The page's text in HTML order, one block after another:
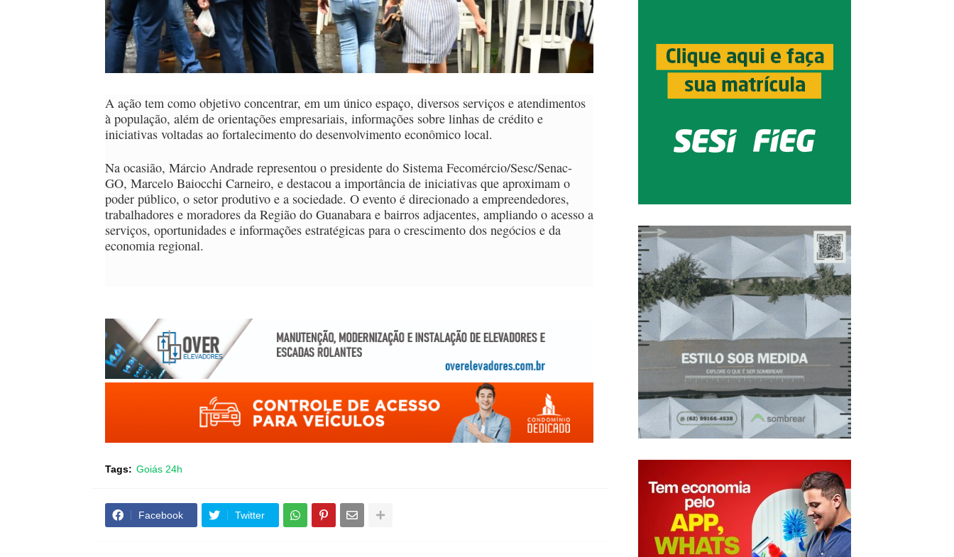
A ação tem como objetivo concentrar, em um único espaço, diversos serviços e atendimentos
à população, além de orientações empresariais, informações sobre linhas de crédito e
iniciativas voltadas ao fortalecimento do desenvolvimento econômico local.
Na ocasião, Márcio Andrade representou o presidente do Sistema Fecomércio/Sesc/Senac-
GO, Marcelo Baiocchi Carneiro, e destacou a importância de iniciativas que aproximam o
poder público, o setor produtivo e a sociedade. O evento é direcionado a empreendedores,
trabalhadores e moradores da Região do Guanabara e bairros adjacentes, ampliando o acesso a
serviços, oportunidades e informações estratégicas para o crescimento dos negócios e da
economia regional.
Tags: Goiás 24h
Facebook Twitter